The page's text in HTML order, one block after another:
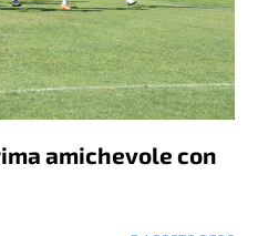
amichevole con